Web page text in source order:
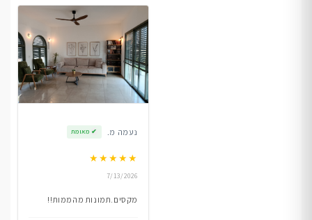
נעמה מ. ✔ מאומת
★★★★★
7/13/2026
מקסים.תמונות מהממות!!